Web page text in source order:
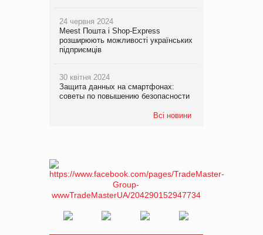
24 червня 2024
Meest Пошта і Shop-Express
розширюють можливості українських
підприємців
30 квітня 2024
Защита данных на смартфонах:
советы по повышению безопасности
Всі новини